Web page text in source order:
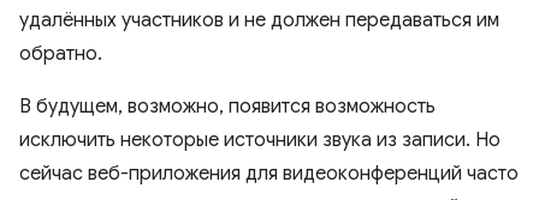
удалённых участников и не должен передаваться им
обратно.
В будущем, возможно, появится возможность
исключить некоторые источники звука из записи. Но
сейчас веб-приложения для видеоконференций часто